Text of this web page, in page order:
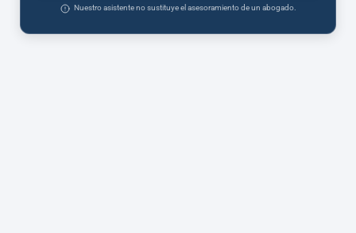
Nuestro asistente no sustituye el asesoramiento de un abogado.